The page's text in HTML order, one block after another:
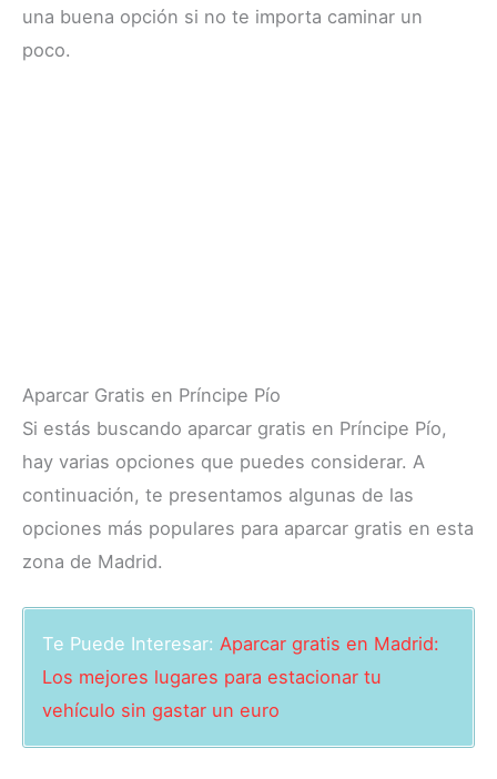
una buena opción si no te importa caminar un
poco.
Aparcar Gratis en Príncipe Pío
Si estás buscando aparcar gratis en Príncipe Pío,
hay varias opciones que puedes considerar. A
continuación, te presentamos algunas de las
opciones más populares para aparcar gratis en esta
zona de Madrid.
Te Puede Interesar:Aparcar gratis en Madrid:
Los mejores lugares para estacionar tu
vehículo sin gastar un euro